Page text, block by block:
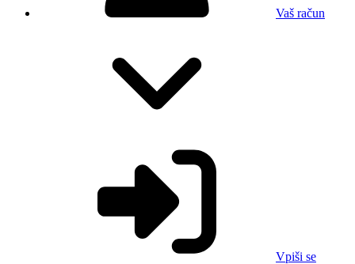
Vaš račun
Vpiši se